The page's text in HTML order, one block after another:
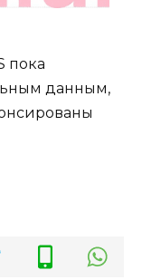
пока
данным,